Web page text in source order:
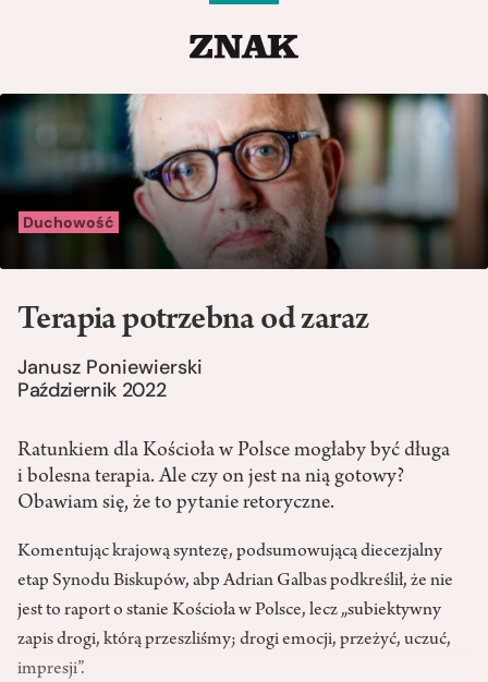
Duchowość
Terapia potrzebna od zaraz
Janusz Poniewierski
Październik 2022
Ratunkiem dla Kościoła w Polsce mogłaby być długa
i bolesna terapia. Ale czy on jest na nią gotowy?
Obawiam się, że to pytanie retoryczne.
Komentując krajową syntezę, podsumowującą diecezjalny
etap Synodu Biskupów, abp Adrian Galbas podkreślił, że nie
jest to raport o stanie Kościoła w Polsce, lecz „subiektywny
zapis drogi, którą przeszliśmy; drogi emocji, przeżyć, uczuć,
impresji”.